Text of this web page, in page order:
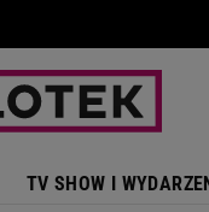
TV SHOW I